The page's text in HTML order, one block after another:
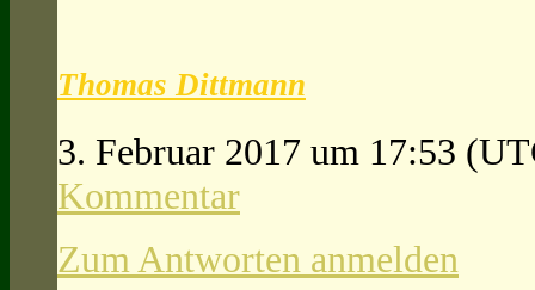
Thomas Dittmann
3. Februar 2017 um 17:53
Kommentar
Zum Antworten anmelden